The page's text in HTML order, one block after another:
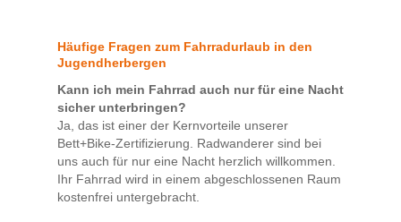
Häufige Fragen zum Fahrradurlaub in den
Jugendherbergen
Kann ich mein Fahrrad auch nur für eine Nacht
sicher unterbringen?
Ja, das ist einer der Kernvorteile unserer
Bett+Bike-Zertifizierung. Radwanderer sind bei
uns auch für nur eine Nacht herzlich willkommen.
Ihr Fahrrad wird in einem abgeschlossenen Raum
kostenfrei untergebracht.